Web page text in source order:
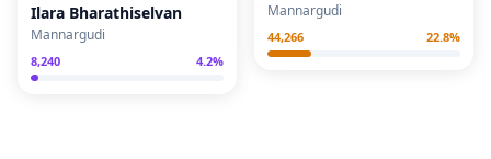
Ilara Bharathiselvan
Mannargudi
8,240 4.2%
Mannargudi
44,266 22.8%